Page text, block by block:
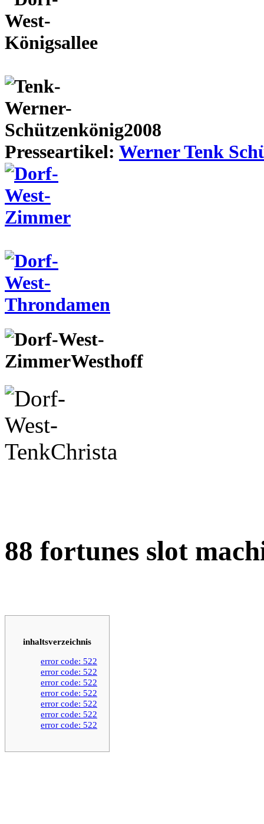
Presseartikel: Werner Tenk
88 fortunes slot
inhaltsverzeichnis
error code: 522
error code: 522
error code: 522
error code: 522
error code: 522
error code: 522
error code: 522